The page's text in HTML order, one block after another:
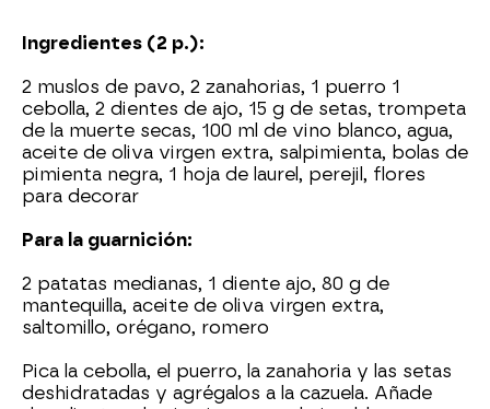
Ingredientes (2 p.):
2 muslos de pavo, 2 zanahorias, 1 puerro 1
cebolla, 2 dientes de ajo, 15 g de setas, trompeta
de la muerte secas, 100 ml de vino blanco, agua,
aceite de oliva virgen extra, salpimienta, bolas de
pimienta negra, 1 hoja de laurel, perejil, flores
para decorar
Para la guarnición:
2 patatas medianas, 1 diente ajo, 80 g de
mantequilla, aceite de oliva virgen extra,
saltomillo, orégano, romero
Pica la cebolla, el puerro, la zanahoria y las setas
deshidratadas y agrégalos a la cazuela. Añade